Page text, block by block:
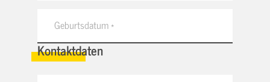
Kontaktdaten